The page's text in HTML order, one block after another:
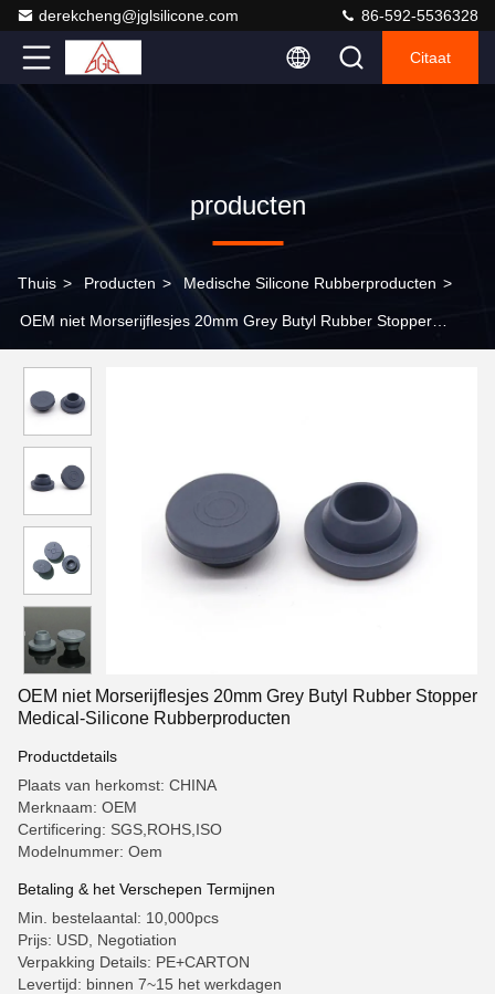
derekcheng@jglsilicone.com 86-592-5536328
Citaat
producten
Thuis > Producten > Medische Silicone Rubberproducten >
OEM niet Morserijflesjes 20mm Grey Butyl Rubber Stopper
OEM niet Morserijflesjes 20mm Grey Butyl Rubber Stopper
Medical-Silicone Rubberproducten
Productdetails
Plaats van herkomst: CHINA
Merknaam: OEM
Certificering: SGS,ROHS,ISO
Modelnummer: Oem
Betaling & het Verschepen Termijnen
Min. bestelaantal: 10,000pcs
Prijs: USD, Negotiation
Verpakking Details: PE+CARTON
Levertijd: binnen 7~15 het werkdagen